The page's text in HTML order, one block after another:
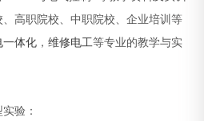
高职院校、中职院校、企业培训等
一体化 ，维修电工等专业的教学与实
验：